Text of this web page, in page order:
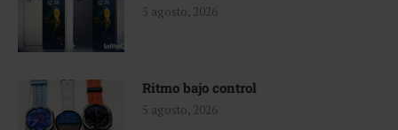
5 agosto, 2026
Ritmo bajo control
5 agosto, 2026